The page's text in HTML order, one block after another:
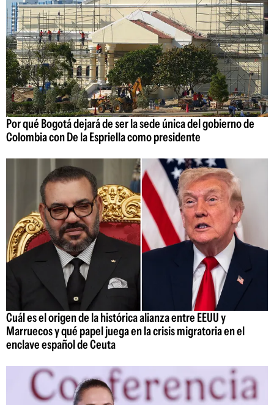
Por qué Bogotá dejará de ser la sede única del gobierno de
Colombia con De la Espriella como presidente
Cuál es el origen de la histórica alianza entre EEUU y
Marruecos y qué papel juega en la crisis migratoria en el
enclave español de Ceuta